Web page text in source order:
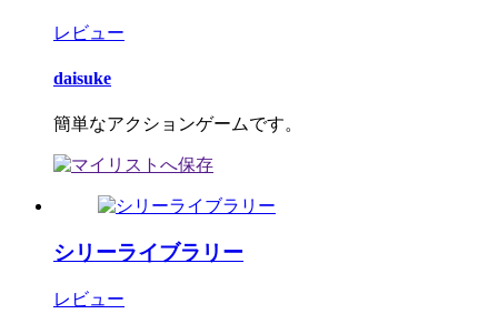
レビュー
daisuke
簡単なアクションゲームです。
シリーライブラリー
レビュー